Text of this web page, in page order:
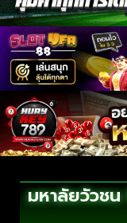
มหาลัยวัวช